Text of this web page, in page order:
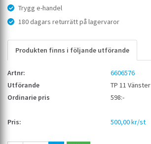
Trygg e-handel
180 dagars returrätt på lagervaror
Produkten finns i följande utförande
6606576
TP 11 Vänster
598:-
500,00 kr/st